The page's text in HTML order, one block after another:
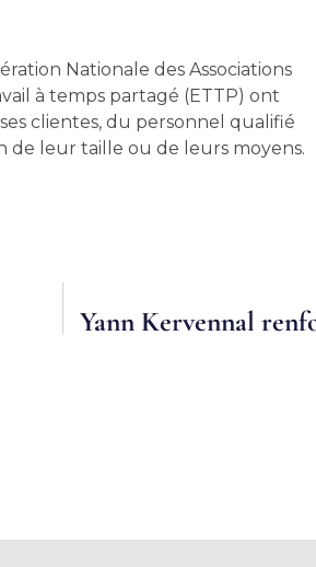
Nationale des Associations
à temps partagé (ETTP) ont
clientes, du personnel qualifié
de leur taille ou de leurs moyens.